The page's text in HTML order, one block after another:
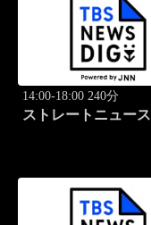
14:00-18:00 240分
ストレートニュース